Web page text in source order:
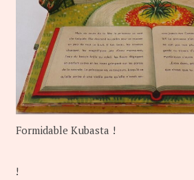
Formidable Kubasta !
!